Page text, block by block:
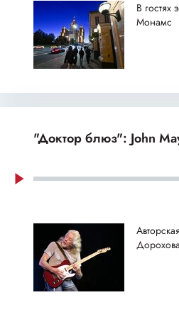
В гостях
Монамс
"Доктор блюз": John